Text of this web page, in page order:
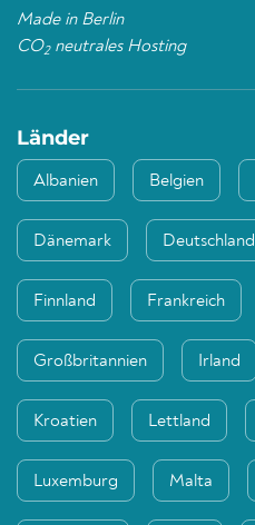
Made in Berlin
CO2neutrales Hosting
Länder
Albanien Belgien
Dänemark Deutschland
Finnland Frankreich
Großbritannien Irland
Kroatien Lettland
Luxemburg Malta